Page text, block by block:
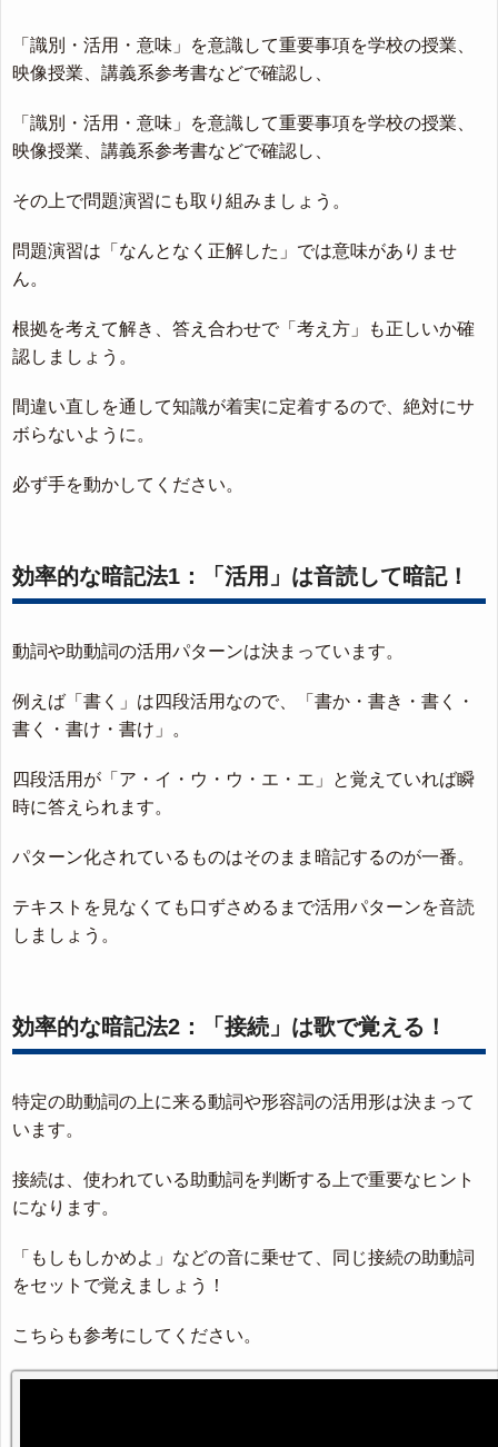
「識別・活用・意味」を意識して重要事項を学校の授業、
映像授業、講義系参考書などで確認し、
「識別・活用・意味」を意識して重要事項を学校の授業、
映像授業、講義系参考書などで確認し、
その上で問題演習にも取り組みましょう。
問題演習は「なんとなく正解した」では意味がありませ
ん。
根拠を考えて解き、答え合わせで「考え方」も正しいか確
認しましょう。
間違い直しを通して知識が着実に定着するので、絶対にサ
ボらないように。
必ず手を動かしてください。
効率的な暗記法1：「活用」は音読して暗記！
動詞や助動詞の活用パターンは決まっています。
例えば「書く」は四段活用なので、「書か・書き・書く・
書く・書け・書け」。
四段活用が「ア・イ・ウ・ウ・エ・エ」と覚えていれば瞬
時に答えられます。
パターン化されているものはそのまま暗記するのが一番。
テキストを見なくても口ずさめるまで活用パターンを音読
しましょう。
効率的な暗記法2：「接続」は歌で覚える！
特定の助動詞の上に来る動詞や形容詞の活用形は決まって
います。
接続は、使われている助動詞を判断する上で重要なヒント
になります。
「もしもしかめよ」などの音に乗せて、同じ接続の助動詞
をセットで覚えましょう！
こちらも参考にしてください。